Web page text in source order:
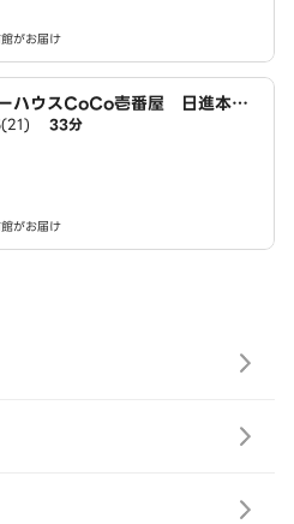
がお届け
ハウスCoCo壱番屋 日進本郷
SD）
(21) 33分
がお届け